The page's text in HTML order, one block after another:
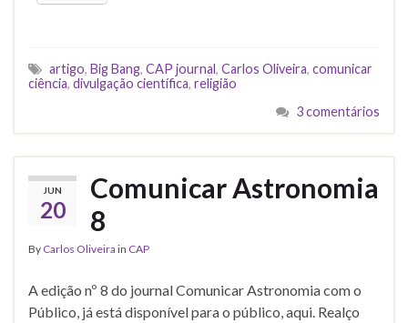
artigo, Big Bang, CAP journal, Carlos Oliveira, comunicar
ciência, divulgação científica, religião
3 comentários
JUN
20
Comunicar Astronomia
8
By Carlos Oliveira in CAP
A edição nº 8 do journal Comunicar Astronomia com o
Público, já está disponível para o público, aqui. Realço